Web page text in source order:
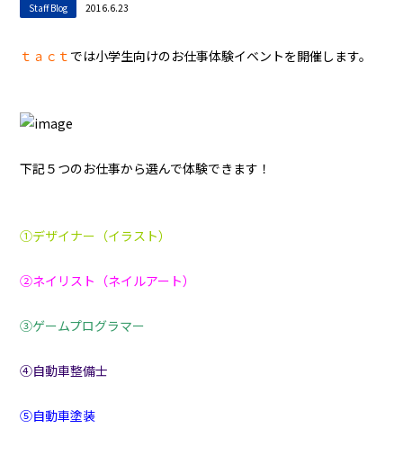
Staff Blog 2016.6.23
ｔａｃｔ では小学生向けのお仕事体験イベントを開催します。
下記５つのお仕事から選んで体験できます！
①デザイナー（イラスト）
②ネイリスト（ネイルアート）
③ゲームプログラマー
④自動車整備士
⑤自動車塗装